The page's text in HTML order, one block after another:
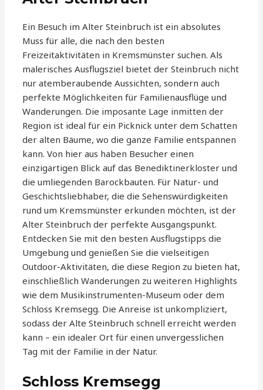
Ein Besuch im Alter Steinbruch ist ein absolutes
Muss für alle, die nach den besten
Freizeitaktivitäten in Kremsmünster suchen. Als
malerisches Ausflugsziel bietet der Steinbruch nicht
nur atemberaubende Aussichten, sondern auch
perfekte Möglichkeiten für Familienausflüge und
Wanderungen. Die imposante Lage inmitten der
Region ist ideal für ein Picknick unter dem Schatten
der alten Bäume, wo die ganze Familie entspannen
kann. Von hier aus haben Besucher einen
einzigartigen Blick auf das Benediktinerkloster und
die umliegenden Barockbauten. Für Natur- und
Geschichtsliebhaber, die die Sehenswürdigkeiten
rund um Kremsmünster erkunden möchten, ist der
Alter Steinbruch der perfekte Ausgangspunkt.
Entdecken Sie mit den besten Ausflugstipps die
Umgebung und genießen Sie die vielseitigen
Outdoor-Aktivitäten, die diese Region zu bieten hat,
einschließlich Wanderungen zu weiteren Highlights
wie dem Musikinstrumenten-Museum oder dem
Schloss Kremsegg. Die Anreise ist unkompliziert,
sodass der Alte Steinbruch schnell erreicht werden
kann – ein idealer Ort für einen unvergesslichen
Tag mit der Familie in der Natur.
Schloss Kremsegg